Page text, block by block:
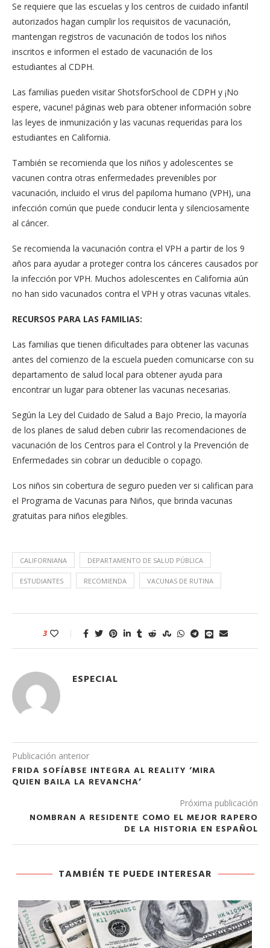
Se requiere que las escuelas y los centros de cuidado infantil
autorizados hagan cumplir los requisitos de vacunación,
mantengan registros de vacunación de todos los niños
inscritos e informen el estado de vacunación de los
estudiantes al CDPH.
Las familias pueden visitar ShotsforSchool de CDPH y ¡No
espere, vacune! páginas web para obtener información sobre
las leyes de inmunización y las vacunas requeridas para los
estudiantes en California.
También se recomienda que los niños y adolescentes se
vacunen contra otras enfermedades prevenibles por
vacunación, incluido el virus del papiloma humano (VPH), una
infección común que puede conducir lenta y silenciosamente
al cáncer.
Se recomienda la vacunación contra el VPH a partir de los 9
años para ayudar a proteger contra los cánceres causados por
la infección por VPH. Muchos adolescentes en California aún
no han sido vacunados contra el VPH y otras vacunas vitales.
RECURSOS PARA LAS FAMILIAS:
Las familias que tienen dificultades para obtener las vacunas
antes del comienzo de la escuela pueden comunicarse con su
departamento de salud local para obtener ayuda para
encontrar un lugar para obtener las vacunas necesarias.
Según la Ley del Cuidado de Salud a Bajo Precio, la mayoría
de los planes de salud deben cubrir las recomendaciones de
vacunación de los Centros para el Control y la Prevención de
Enfermedades sin cobrar un deducible o copago.
Los niños sin cobertura de seguro pueden ver si califican para
el Programa de Vacunas para Niños, que brinda vacunas
gratuitas para niños elegibles.
CALIFORNIANA DEPARTAMENTO DE SALUD PÚBLICA
ESTUDIANTES RECOMIENDA VACUNAS DE RUTINA
3
ESPECIAL
Publicación anterior
FRIDA SOFÍABSE INTEGRA AL REALITY ‘MIRA
QUIEN BAILA LA REVANCHA’
Próxima publicación
NOMBRAN A RESIDENTE COMO EL MEJOR RAPERO
DE LA HISTORIA EN ESPAÑOL
TAMBIÉN TE PUEDE INTERESAR